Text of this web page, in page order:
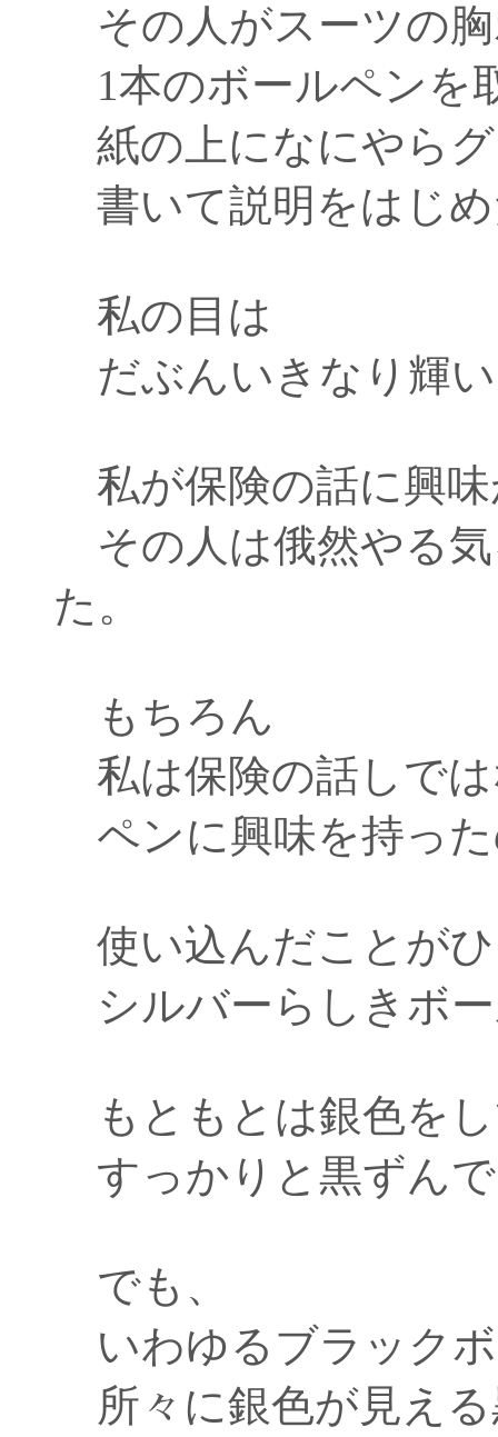
その人がスーツの
1本のボールペンを
紙の上になにやら
書いて説明をはじ
私の目は
だぶんいきなり輝
私が保険の話に興
その人は俄然やる
た。
もちろん
私は保険の話しで
ペンに興味を持っ
使い込んだことが
シルバーらしきボ
もともとは銀色を
すっかりと黒ずん
でも、
いわゆるブラック
所々に銀色が見え